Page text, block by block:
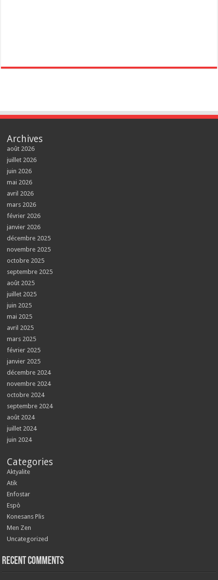
Archives
août 2026
juillet 2026
juin 2026
mai 2026
avril 2026
mars 2026
février 2026
janvier 2026
décembre 2025
novembre 2025
octobre 2025
septembre 2025
août 2025
juillet 2025
juin 2025
mai 2025
avril 2025
mars 2025
février 2025
janvier 2025
décembre 2024
novembre 2024
octobre 2024
septembre 2024
août 2024
juillet 2024
juin 2024
Categories
Aktyalite
Atik
Enfostar
Espò
Konesans Plis
Men Zen
Uncategorized
Recent Comments